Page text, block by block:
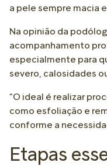
a pele sempre macia
Na opinião da
acompanhamento
especialmente para
severo, calosidades
“O ideal é realizar
como esfoliação e
conforme a
Etapas